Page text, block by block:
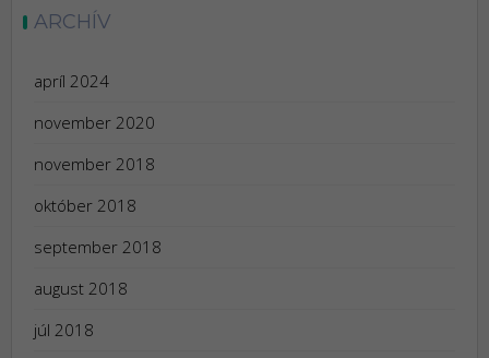
ARCHÍV
apríl 2024
november 2020
november 2018
október 2018
september 2018
august 2018
júl 2018